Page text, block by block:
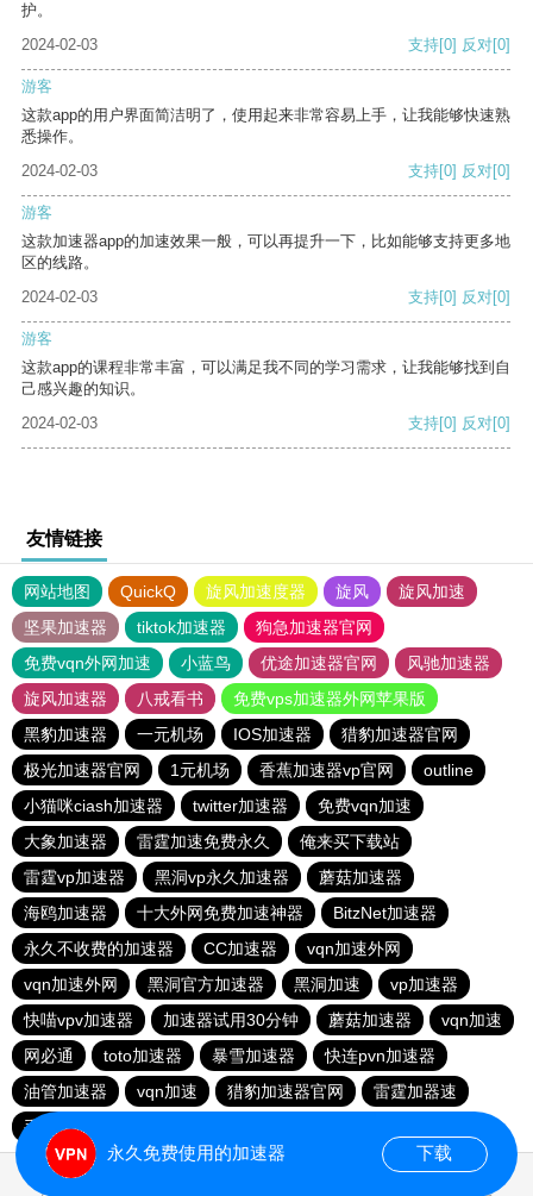
护。
2024-02-03
支持[0] 反对[0]
游客
这款app的用户界面简洁明了，使用起来非常容易上手，让我能够快速熟
悉操作。
2024-02-03
支持[0] 反对[0]
游客
这款加速器app的加速效果一般，可以再提升一下，比如能够支持更多地
区的线路。
2024-02-03
支持[0] 反对[0]
游客
这款app的课程非常丰富，可以满足我不同的学习需求，让我能够找到自
己感兴趣的知识。
2024-02-03
支持[0] 反对[0]
友情链接
网站地图 QuickQ 旋风加速度器 旋风
旋风加速
坚果加速器
tiktok加速器
狗急加速器官网
免费vqn外网加速
小蓝鸟 优途加速器官网
风驰加速器
旋风加速器
八戒看书
免费vps加速器外网苹果版
黑豹加速器
一元机场 IOS加速器
猎豹加速器官网
极光加速器官网
1元机场 香蕉加速器vp官网
outline
小猫咪ciash加速器
twitter加速器
免费vqn加速
大象加速器
雷霆加速免费永久
俺来买下载站
雷霆vp加速器
黑洞vp永久加速器
蘑菇加速器
海鸥加速器
十大外网免费加速神器
BitzNet加速器
永久不收费的加速器
CC加速器
vqn加速外网
vqn加速外网
黑洞官方加速器 黑洞加速
vp加速器
快喵vpv加速器
加速器试用30分钟 蘑菇加速器
vqn加速
网必通
toto加速器 暴雪加速器
快连pvn加速器
油管加速器
vqn加速 猎豹加速器官网
雷霆加器速
手机外国加速器官网
永久免费使用的加速器 下载